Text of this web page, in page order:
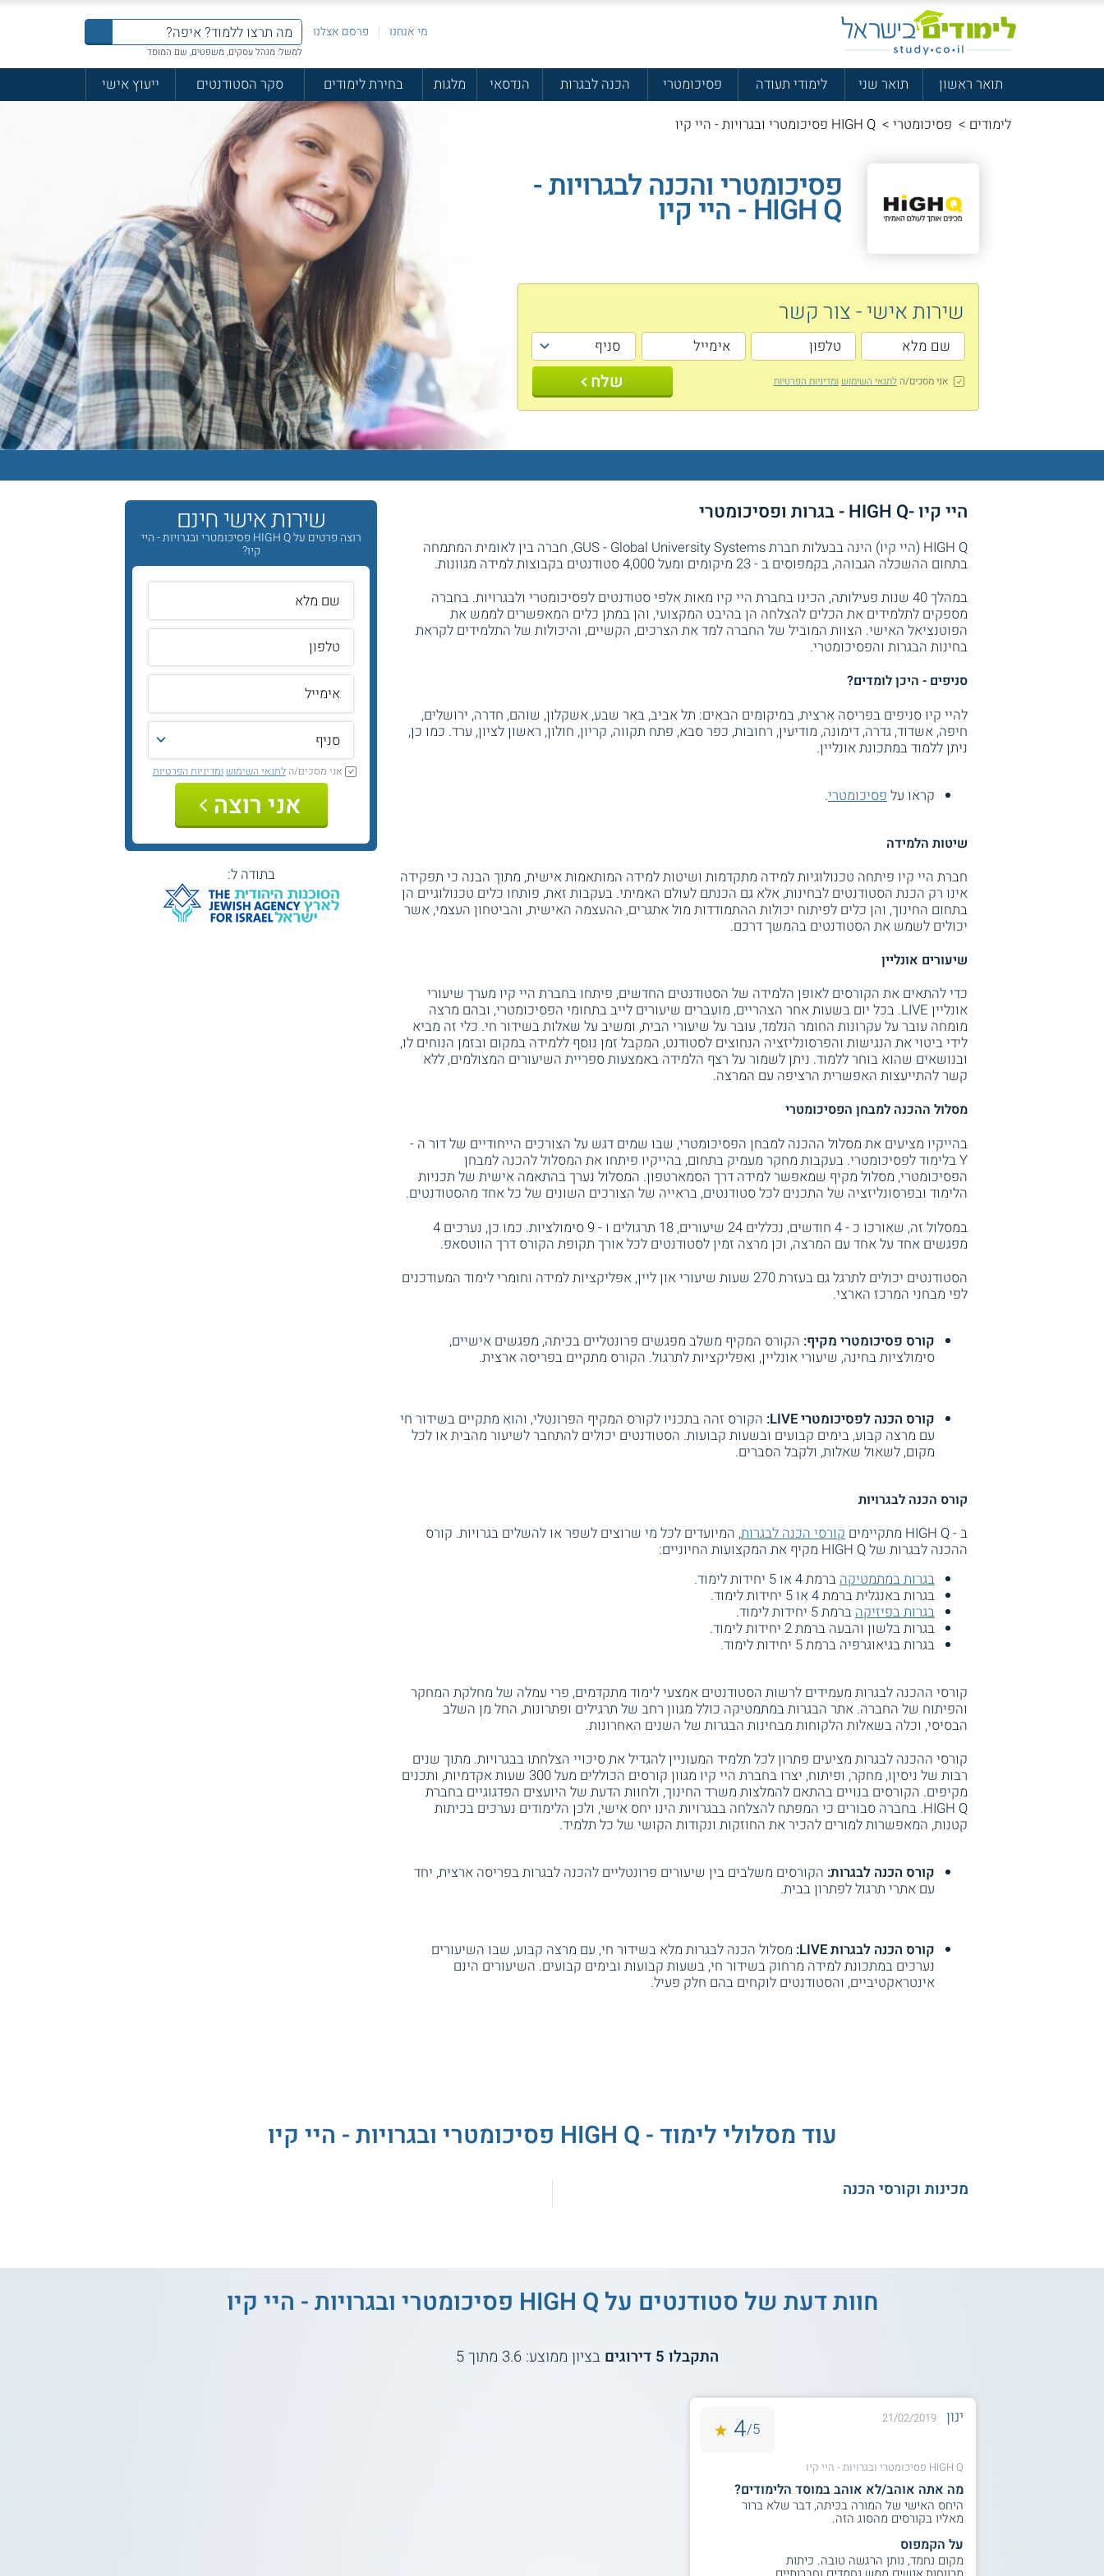
מי אנחנו פרסם אצלנו
למשל: מנהל עסקים, משפטים, שם המוסד
תואר ראשון תואר שני לימודי תעודה פסיכומטרי הכנה לבגרות הנדסאי מלגות בחירת לימודים סקר הסטודנטים
ייעוץ אישי
לימודים > פסיכומטרי > HIGH Q פסיכומטרי ובגרויות - היי קיו
פסיכומטרי והכנה לבגרויות -
HIGH Q - היי קיו
שירות אישי - צור קשר
אני מסכים/הלתנאי השימוש ומדיניות הפרטיות שלח
היי קיו -HIGH Q - בגרות ופסיכומטרי
HIGH Q (היי קיו) הינה בבעלות חברת GUS - Global University Systems, חברה בין לאומית המתמחה
בתחום ההשכלה הגבוהה, בקמפוסים ב - 23 מיקומים ומעל 4,000 סטודנטים בקבוצות למידה מגוונות.
במהלך 40 שנות פעילותה, הכינו בחברת היי קיו מאות אלפי סטודנטים לפסיכומטרי ולבגרויות. בחברה
מספקים לתלמידים את הכלים להצלחה הן בהיבט המקצועי, והן במתן כלים המאפשרים לממש את
הפוטנציאל האישי. הצוות המוביל של החברה למד את הצרכים, הקשיים, והיכולות של התלמידים לקראת
בחינות הבגרות והפסיכומטרי.
סניפים - היכן לומדים?
להיי קיו סניפים בפריסה ארצית, במיקומים הבאים: תל אביב, באר שבע, אשקלון, שוהם, חדרה, ירושלים,
חיפה, אשדוד, גדרה, דימונה, מודיעין, רחובות, כפר סבא, פתח תקווה, קריון, חולון, ראשון לציון, ערד. כמו כן,
ניתן ללמוד במתכונת אונליין.
קראו על פסיכומטרי.
שיטות הלמידה
חברת היי קיו פיתחה טכנולוגיות למידה מתקדמות ושיטות למידה המותאמות אישית, מתוך הבנה כי תפקידה
אינו רק הכנת הסטודנטים לבחינות, אלא גם הכנתם לעולם האמיתי. בעקבות זאת, פותחו כלים טכנולוגיים הן
בתחום החינוך, והן כלים לפיתוח יכולות ההתמודדות מול אתגרים, ההעצמה האישית, והביטחון העצמי, אשר
יכולים לשמש את הסטודנטים בהמשך דרכם.
שיעורים אונליין
כדי להתאים את הקורסים לאופן הלמידה של הסטודנטים החדשים, פיתחו בחברת היי קיו מערך שיעורי
אונליין LIVE. בכל יום בשעות אחר הצהריים, מועברים שיעורים לייב בתחומי הפסיכומטרי, ובהם מרצה
מומחה עובר על עקרונות החומר הנלמד, עובר על שיעורי הבית, ומשיב על שאלות בשידור חי. כלי זה מביא
לידי ביטוי את הנגישות והפרסונליזציה הנחוצים לסטודנט, המקבל זמן נוסף ללמידה במקום ובזמן הנוחים לו,
ובנושאים שהוא בוחר ללמוד. ניתן לשמור על רצף הלמידה באמצעות ספריית השיעורים המצולמים, ללא
קשר להתייעצות האפשרית הרציפה עם המרצה.
מסלול ההכנה למבחן הפסיכומטרי
בהייקיו מציעים את מסלול ההכנה למבחן הפסיכומטרי, שבו שמים דגש על הצורכים הייחודיים של דור ה -
Y בלימוד לפסיכומטרי. בעקבות מחקר מעמיק בתחום, בהייקיו פיתחו את המסלול להכנה למבחן
הפסיכומטרי, מסלול מקיף שמאפשר למידה דרך הסמארטפון. המסלול נערך בהתאמה אישית של תכניות
הלימוד ובפרסונליזציה של התכנים לכל סטודנטים, בראייה של הצורכים השונים של כל אחד מהסטודנטים.
במסלול זה, שאורכו כ - 4 חודשים, נכללים 24 שיעורים, 18 תרגולים ו - 9 סימולציות. כמו כן, נערכים 4
מפגשים אחד על אחד עם המרצה, וכן מרצה זמין לסטודנטים לכל אורך תקופת הקורס דרך הווטסאפ.
הסטודנטים יכולים לתרגל גם בעזרת 270 שעות שיעורי און ליין, אפליקציות למידה וחומרי לימוד המעודכנים
לפי מבחני המרכז הארצי.
קורס פסיכומטרי מקיף: הקורס המקיף משלב מפגשים פרונטליים בכיתה, מפגשים אישיים,
סימולציות בחינה, שיעורי אונליין, ואפליקציות לתרגול. הקורס מתקיים בפריסה ארצית.
קורס הכנה לפסיכומטרי LIVE:
הקורס זהה בתכניו לקורס המקיף הפרונטלי, והוא מתקיים בשידור חי
עם מרצה קבוע, בימים קבועים ובשעות קבועות. הסטודנטים יכולים להתחבר לשיעור מהבית או לכל
מקום, לשאול שאלות, ולקבל הסברים.
קורס הכנה לבגרויות
ב - HIGH Q מתקיימים קורסי הכנה לבגרות, המיועדים לכל מי שרוצים לשפר או להשלים בגרויות. קורס
ההכנה לבגרות של HIGH Q מקיף את המקצועות החיוניים:
בגרות במתמטיקהברמת 4 או 5 יחידות לימוד.
בגרות באנגלית ברמת 4 או 5 יחידות לימוד.
בגרות בפיזיקהברמת 5 יחידות לימוד.
בגרות בלשון והבעה ברמת 2 יחידות לימוד.
בגרות בגיאוגרפיה ברמת 5 יחידות לימוד.
קורסי ההכנה לבגרות מעמידים לרשות הסטודנטים אמצעי לימוד מתקדמים, פרי עמלה של מחלקת המחקר
והפיתוח של החברה. אתר הבגרות במתמטיקה כולל מגוון רחב של תרגילים ופתרונות, החל מן השלב
הבסיסי, וכלה בשאלות הלקוחות מבחינות הבגרות של השנים האחרונות.
קורסי ההכנה לבגרות מציעים פתרון לכל תלמיד המעוניין להגדיל את סיכויי הצלחתו בבגרויות. מתוך שנים
רבות של ניסיןו, מחקר, ופיתוח, יצרו בחברת היי קיו מגוון קורסים הכוללים מעל 300 שעות אקדמיות, ותכנים
מקיפים. הקורסים בנויים בהתאם להמלצות משרד החינוך, ולחוות הדעת של היועצים הפדגוגיים בחברת
HIGH Q. בחברה סבורים כי המפתח להצלחה בבגרויות הינו יחס אישי, ולכן הלימודים נערכים בכיתות
קטנות, המאפשרות למורים להכיר את החוזקות ונקודות הקושי של כל תלמיד.
קורס הכנה לבגרות: הקורסים משלבים בין שיעורים פרונטליים להכנה לבגרות בפריסה ארצית, יחד
עם אתרי תרגול לפתרון בבית.
קורס הכנה לבגרות LIVE:
מסלול הכנה לבגרות מלא בשידור חי, עם מרצה קבוע, שבו השיעורים
נערכים במתכונת למידה מרחוק בשידור חי, בשעות קבועות ובימים קבועים. השיעורים הינם
אינטראקטיביים, והסטודנטים לוקחים בהם חלק פעיל.
שירות אישי חינם
רוצה פרטים על HIGH Q פסיכומטרי ובגרויות - היי
קיו?
אני מסכים/הלתנאי השימוש ומדיניות הפרטיות
אני רוצה
בתודה ל:
עוד מסלולי לימוד - HIGH Q פסיכומטרי ובגרויות - היי קיו
מכינות וקורסי הכנה
חוות דעת של סטודנטים על HIGH Q פסיכומטרי ובגרויות - היי קיו
התקבלו 5 דירוגים בציון ממוצע:3.6 מתוך5
ינון 21/02/2019
5/
4
HIGH Q פסיכומטרי ובגרויות - היי קיו
מה אתה אוהב/לא אוהב במוסד הלימודים?
היחס האישי של המורה בכיתה, דבר שלא ברור
מאליו בקורסים מהסוג הזה.
על הקמפוס
מקום נחמד, נותן הרגשה טובה. כיתות